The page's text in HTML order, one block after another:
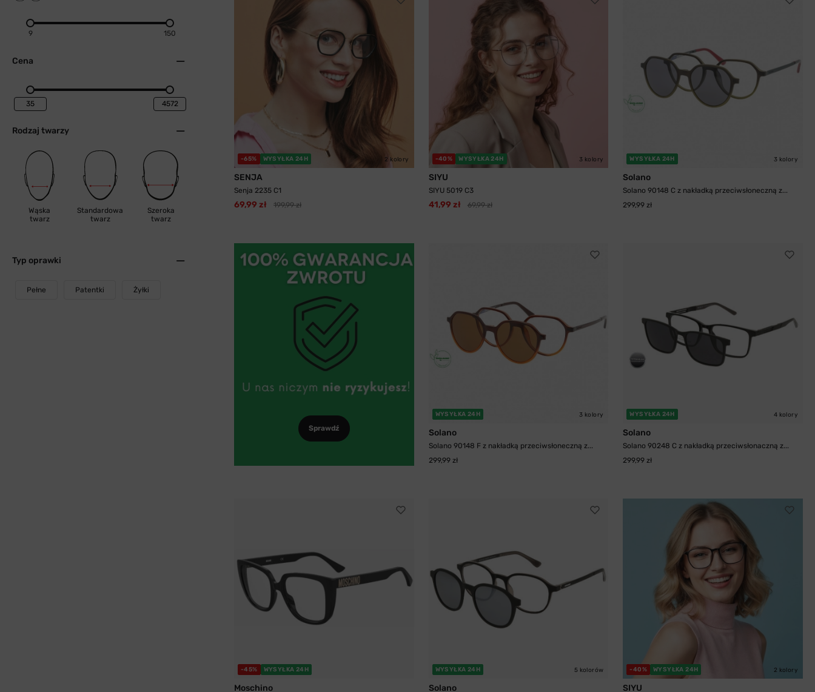
9 150
Cena
Rodzaj twarzy
Wąska
twarz
Standardowa
twarz
Szeroka
twarz
Typ oprawki
Pełne Patentki Żyłki
-65% WYSYŁKA 24H 2 kolory
SENJA
Senja 2235 C1
69,99 zł 199,99 zł
-40% WYSYŁKA 24H 3 kolory
SIYU
SIYU 5019 C3
41,99 zł 69,99 zł
WYSYŁKA 24H 3 kolory
Solano
Solano 90148 C z nakładką przeciwsłoneczną z...
299,99 zł
Sprawdź
WYSYŁKA 24H 3 kolory
Solano
Solano 90148 F z nakładką przeciwsłoneczną z...
299,99 zł
WYSYŁKA 24H 4 kolory
Solano
Solano 90248 C z nakładką przeciwsłonaczną z...
299,99 zł
-45% WYSYŁKA 24H
Moschino
WYSYŁKA 24H 5 kolorów
Solano
-40% WYSYŁKA 24H 2 kolory
SIYU